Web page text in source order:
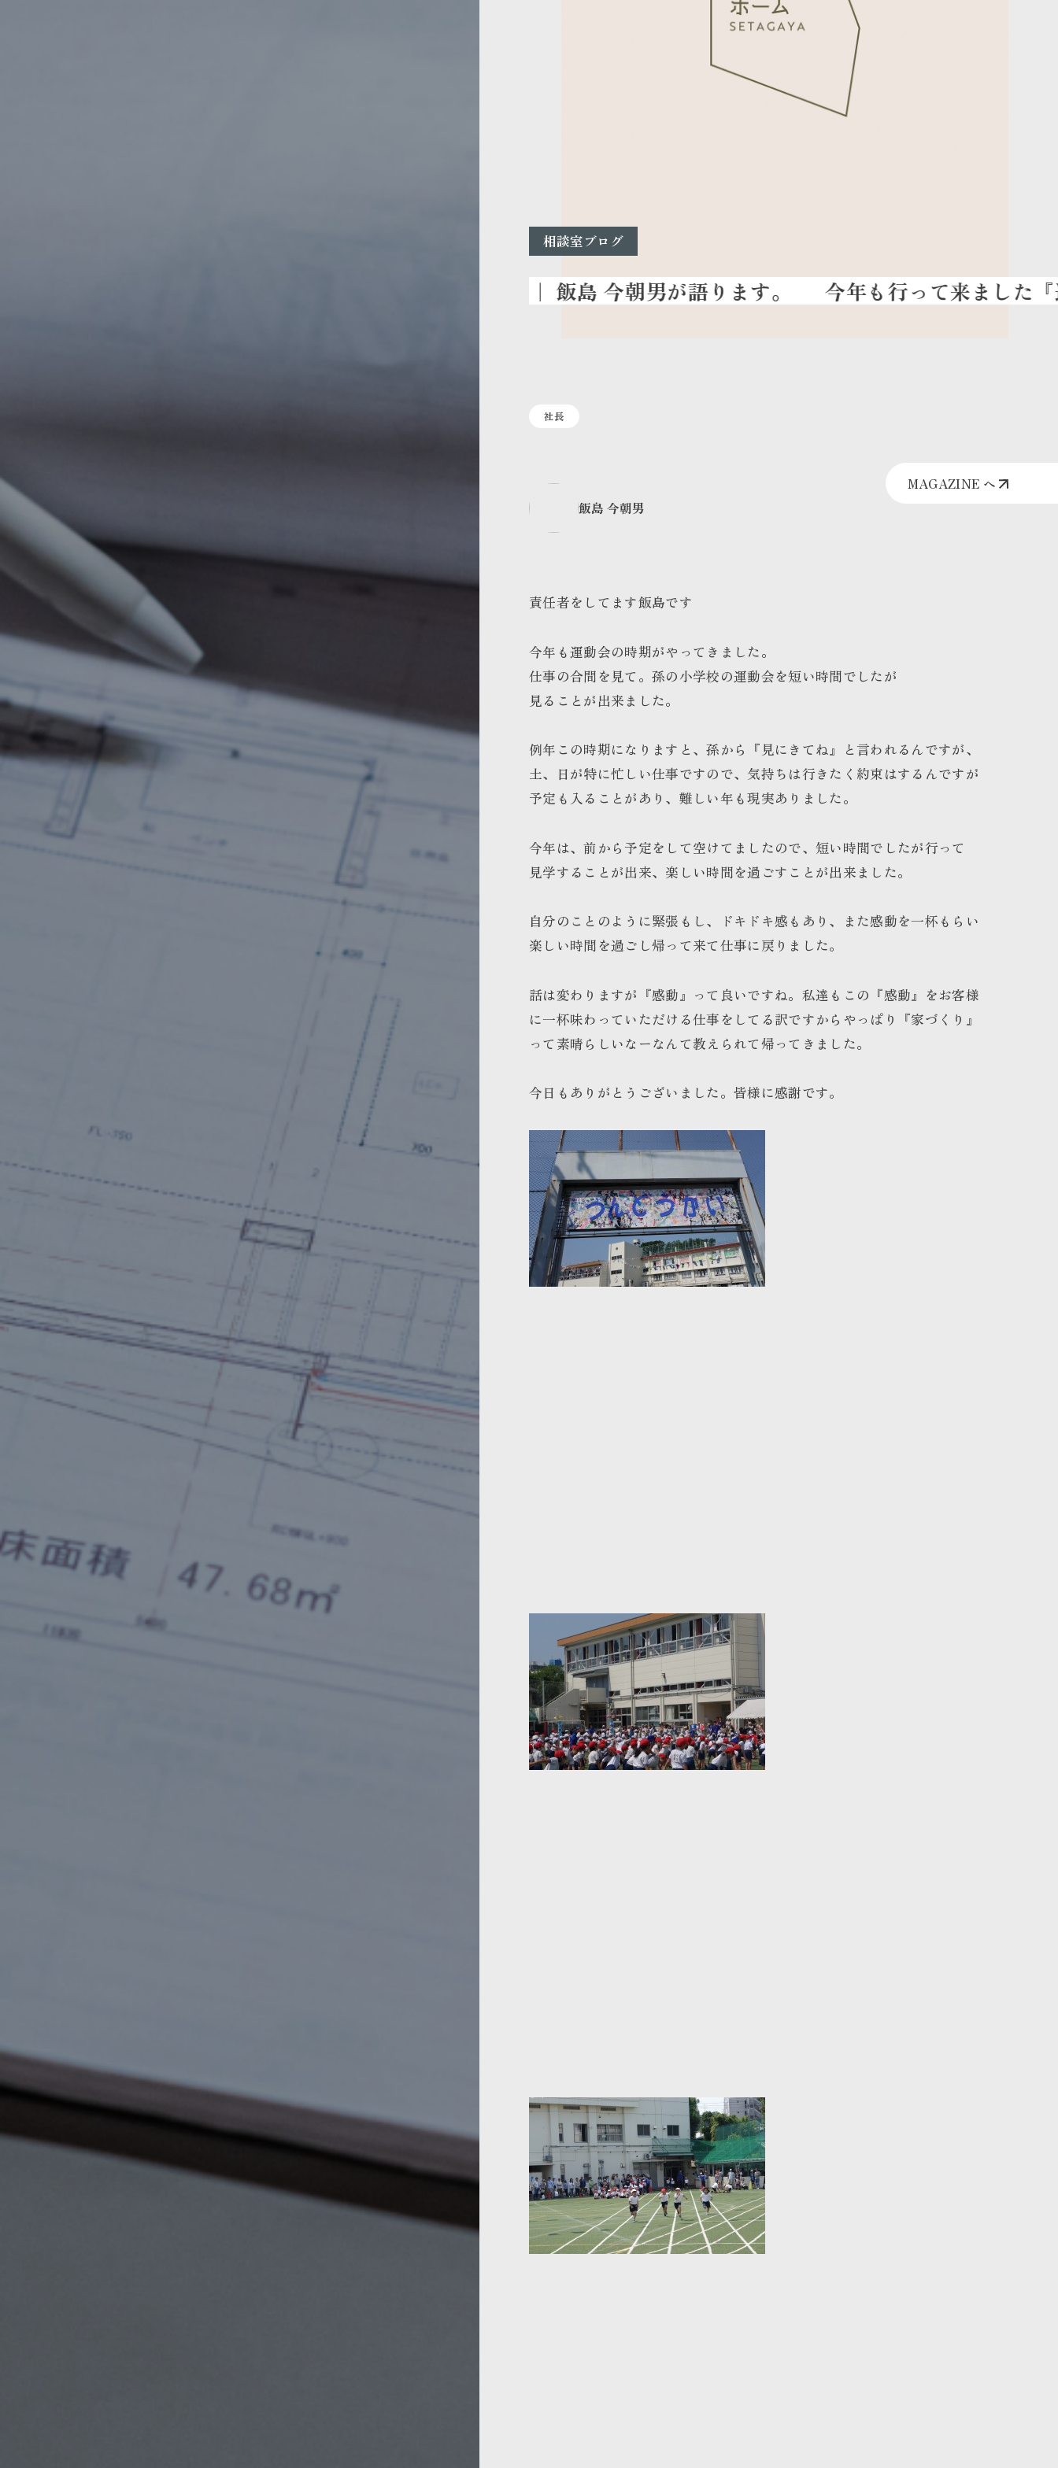
相談室ブログ
今年も行って来ました『運動会
社長
MAGAZINE へ
飯島 今朝男
責任者をしてます飯島です
今年も運動会の時期がやってきました。
仕事の合間を見て。孫の小学校の運動会を短い時間でしたが
見ることが出来ました。
例年この時期になりますと、孫から『見にきてね』と言われるんですが、
土、日が特に忙しい仕事ですので、気持ちは行きたく約束はするんですが
予定も入ることがあり、難しい年も現実ありました。
今年は、前から予定をして空けてましたので、短い時間でしたが行って
見学することが出来、楽しい時間を過ごすことが出来ました。
自分のことのように緊張もし、ドキドキ感もあり、また感動を一杯もらい
楽しい時間を過ごし帰って来て仕事に戻りました。
話は変わりますが『感動』って良いですね。私達もこの『感動』をお客様
に一杯味わっていただける仕事をしてる訳ですからやっぱり『家づくり』
って素晴らしいなーなんて教えられて帰ってきました。
今日もありがとうございました。皆様に感謝です。